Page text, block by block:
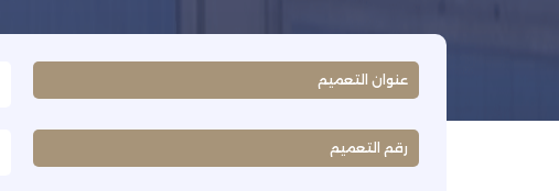
عنوان التعميم
رقم التعميم